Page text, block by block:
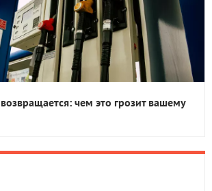
чем это грозит вашему